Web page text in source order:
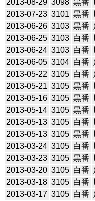
2013-07-23 3101 黒番
2013-06-26 3103 黒番
2013-06-25 3103 白番
2013-06-24 3103 白番
2013-06-05 3104 白番
2013-05-22 3105 白番
2013-05-21 3105 黒番
2013-05-16 3105 黒番
2013-05-14 3105 黒番
2013-05-13 3105 白番
2013-05-13 3105 黒番
2013-03-24 3105 白番
2013-03-23 3105 黒番
2013-03-20 3105 白番
2013-03-18 3105 白番
2013-03-17 3105 白番